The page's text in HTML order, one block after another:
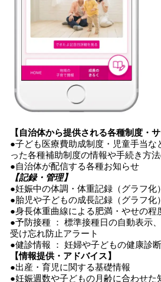
【自治体から提供される各種制度・
●子ども医療費助成制度・児童手当な
った各種補助制度の情報や手続き方
●自治体が配信する各種お知らせ
【記録・管理】
●妊娠中の体調・体重記録（グラフ化）
●胎児や子どもの成長記録（グラフ化）
●身長体重曲線による肥満・やせの程
●予防接種 ： 標準接種日の自動表示
受け忘れ防止アラート
●健診情報 ： 妊婦や子どもの健康診
【情報提供・アドバイス】
●出産・育児に関する基礎情報
●妊娠週数や子どもの月齢に合わせた